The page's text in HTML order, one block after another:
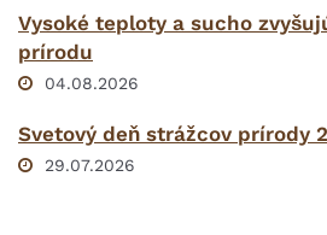
Vysoké teploty a sucho
prírodu
04.08.2026
Svetový deň strážcov prírody
29.07.2026